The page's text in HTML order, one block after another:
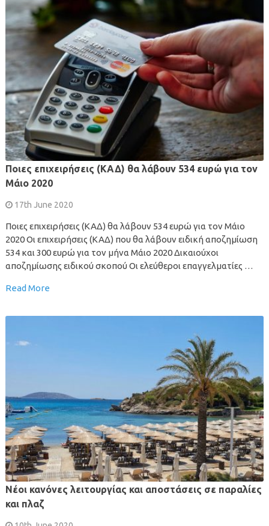
Ποιες επιχειρήσεις (ΚΑΔ) θα λάβουν 534 ευρώ για τον
Μάιο 2020
17th June 2020
Ποιες επιχειρήσεις (ΚΑΔ) θα λάβουν 534 ευρώ για τον Μάιο
2020 Οι επιχειρήσεις (ΚΑΔ) που θα λάβουν ειδική αποζημίωση
534 και 300 ευρώ για τον μήνα Μάιο 2020 Δικαιούχοι
αποζημίωσης ειδικού σκοπού Οι ελεύθεροι επαγγελματίες …
Read More
Νέοι κανόνες λειτουργίας και αποστάσεις σε παραλίες
και πλαζ